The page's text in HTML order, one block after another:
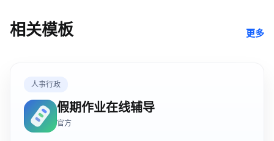
相关模板 更多
人事行政
假期作业在线辅导
官方